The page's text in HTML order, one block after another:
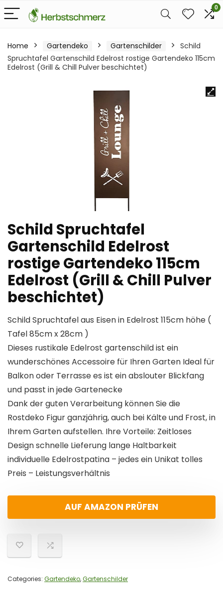
0
Home Gartendeko Gartenschilder
Schild
Spruchtafel Gartenschild Edelrost rostige Gartendeko 115cm
Edelrost (Grill & Chill Pulver beschichtet)
Schild Spruchtafel
Gartenschild Edelrost
rostige Gartendeko 115cm
Edelrost (Grill & Chill Pulver
beschichtet)
Schild Spruchtafel aus Eisen in Edelrost 115cm höhe (
Tafel 85cm x 28cm )
Dieses rustikale Edelrost gartenschild ist ein
wunderschönes Accessoire für Ihren Garten Ideal für
Balkon oder Terrasse es ist ein abslouter Blickfang
und passt in jede Gartenecke
Dank der guten Verarbeitung können Sie die
Rostdeko Figur ganzjährig, auch bei Kälte und Frost, in
Ihrem Garten aufstellen. Ihre Vorteile: Zeitloses
Design schnelle Lieferung lange Haltbarkeit
individuelle Edelrostpatina – jedes ein Unikat tolles
Preis – Leistungsverhältnis
AUF AMAZON PRÜFEN
Categories: Gartendeko,Gartenschilder